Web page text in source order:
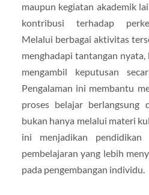
maupun kegiatan akademik
kontribusi terhadap
Melalui berbagai aktivitas
menghadapi tantangan
mengambil keputusan
Pengalaman ini membantu
proses belajar berlangsung
bukan hanya melalui materi
ini menjadikan pendidikan
pembelajaran yang lebih
pada pengembangan individu.